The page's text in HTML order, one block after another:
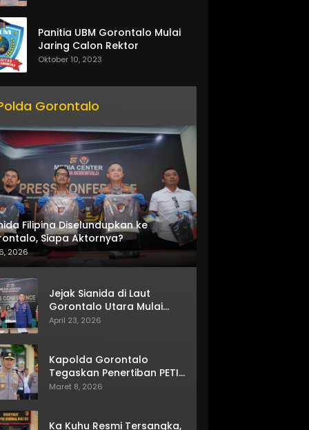
Panitia UBM Gorontalo Mulai
Jaring Calon Rektor
Oktober 10, 2023
Gorontalo
Filipina Diselundupkan ke
Siapa Aktornya?
2026
Jejak Sianida di Laut
Gorontalo Utara Mulai
Terkuak
April 23, 2026
Kapolda Gorontalo
Tegaskan Penertiban PETI
Terus Berjalan
Maret 8, 2026
Ka Kuhu Resmi Tersangka,